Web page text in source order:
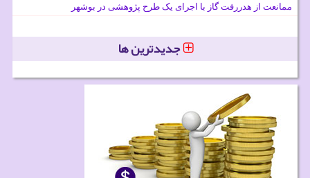
ممانعت از هدررفت گاز با اجرای یک طرح پژوهشی در بوشهر
جدیدترین ها